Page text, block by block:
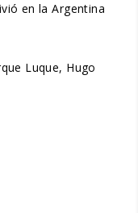
en la Argentina
Luque, Hugo